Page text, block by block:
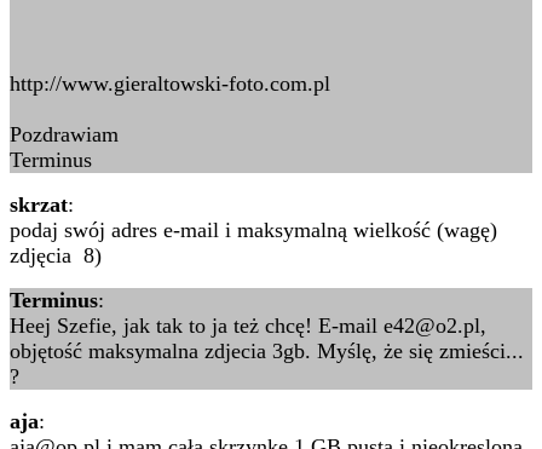
http://www.gieraltowski-foto.com.pl
Pozdrawiam
Terminus
skrzat:
podaj swój adres e-mail i maksymalną wielkość (wagę)
zdjęcia 8)
Terminus:
Heej Szefie, jak tak to ja też chcę! E-mail e42@o2.pl,
objętość maksymalna zdjecia 3gb. Myślę, że się zmieści...
?
aja: